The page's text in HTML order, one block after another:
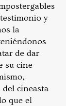
y
la
de dar
su cine
cineasta
que el